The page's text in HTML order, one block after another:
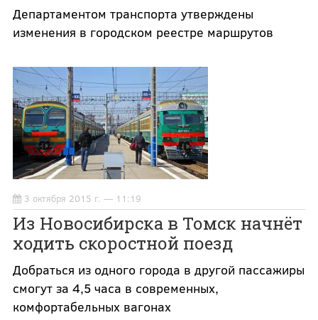
Департаментом транспорта утверждены
изменения в городском реестре маршрутов
3 октября 2015 г. — 11:19
Из Новосибирска в Томск начнёт
ходить скоростной поезд
Добраться из одного города в другой пассажиры
смогут за 4,5 часа в современных,
комфортабельных вагонах